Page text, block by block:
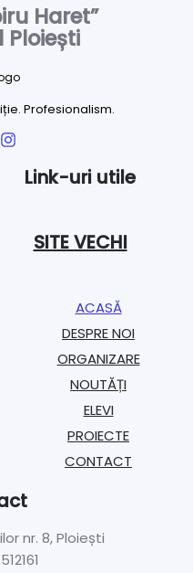
Haret”
Ploiești
Profesionalism.
Link-uri utile
SITE VECHI
ACASĂ
DESPRE NOI
ORGANIZARE​
NOUTĂȚI
ELEVI
PROIECTE​
CONTACT
nr. 8, Ploiești